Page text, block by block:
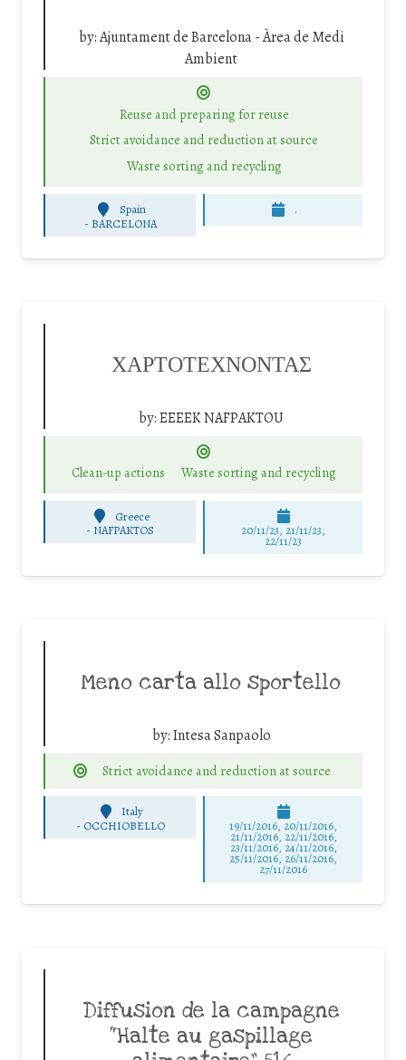
by:Ajuntament de Barcelona - Àrea de Medi
Ambient
Reuse and preparing for reuse
Strict avoidance and reduction at source
Waste sorting and recycling
Spain
- BARCELONA
.
ΧΑΡΤΟΤΕΧΝΟΝΤΑΣ
by:ΕΕΕΕΚ ΝΑFPAKTOU
Clean-up actions Waste sorting and recycling
Greece
- NAFPAKTOS 20/11/23, 21/11/23,
22/11/23
Meno carta allo sportello
by:Intesa Sanpaolo
Strict avoidance and reduction at source
Italy
- OCCHIOBELLO 19/11/2016, 20/11/2016,
21/11/2016, 22/11/2016,
23/11/2016, 24/11/2016,
25/11/2016, 26/11/2016,
27/11/2016
Diffusion de la campagne
“Halte au gaspillage